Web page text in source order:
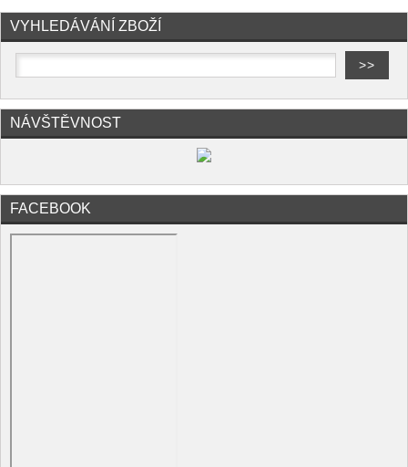
VYHLEDÁVÁNÍ ZBOŽÍ
NÁVŠTĚVNOST
FACEBOOK